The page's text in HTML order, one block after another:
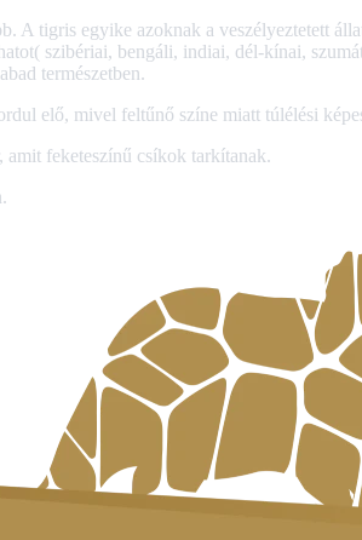
A tigris egyike azoknak a veszélyeztetett
szibériai, bengáli, indiai, dél-kínai,
természetben.
elő, mivel feltűnő színe miatt túlélési
feketeszínű csíkok tarkítanak.